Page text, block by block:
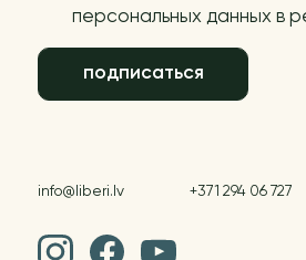
персональных данных в
подписаться
info@liberi.lv +371 294 06 727